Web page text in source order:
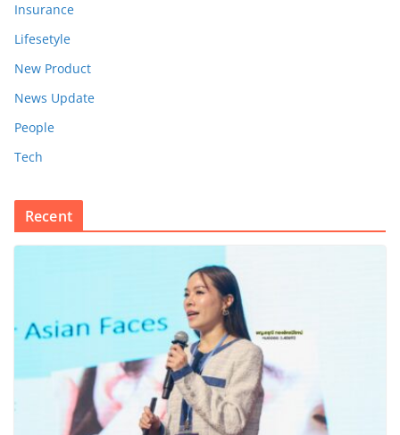
Insurance
Lifesetyle
New Product
News Update
People
Tech
Recent